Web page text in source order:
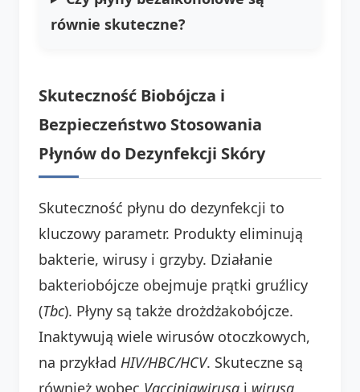
równie skuteczne?
Skuteczność Biobójcza i
Bezpieczeństwo Stosowania
Płynów do Dezynfekcji Skóry
Skuteczność płynu do dezynfekcji to
kluczowy parametr. Produkty eliminują
bakterie, wirusy i grzyby. Działanie
bakteriobójcze obejmuje prątki gruźlicy
(Tbc). Płyny są także drożdżakobójcze.
Inaktywują wiele wirusów otoczkowych,
na przykład HIV/HBC/HCV. Skuteczne są
również wobec Vacciniawirusa i wirusa